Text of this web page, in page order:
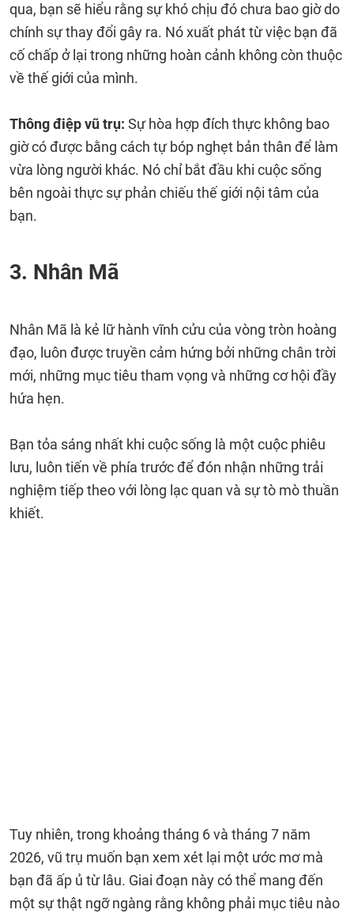
qua, bạn sẽ hiểu rằng sự khó chịu đó chưa bao giờ do
chính sự thay đổi gây ra. Nó xuất phát từ việc bạn đã
cố chấp ở lại trong những hoàn cảnh không còn thuộc
về thế giới của mình.
Thông điệp vũ trụ: Sự hòa hợp đích thực không bao
giờ có được bằng cách tự bóp nghẹt bản thân để làm
vừa lòng người khác. Nó chỉ bắt đầu khi cuộc sống
bên ngoài thực sự phản chiếu thế giới nội tâm của
bạn.
3. Nhân Mã
Nhân Mã là kẻ lữ hành vĩnh cửu của vòng tròn hoàng
đạo, luôn được truyền cảm hứng bởi những chân trời
mới, những mục tiêu tham vọng và những cơ hội đầy
hứa hẹn.
Bạn tỏa sáng nhất khi cuộc sống là một cuộc phiêu
lưu, luôn tiến về phía trước để đón nhận những trải
nghiệm tiếp theo với lòng lạc quan và sự tò mò thuần
khiết.
Tuy nhiên, trong khoảng tháng 6 và tháng 7 năm
2026, vũ trụ muốn bạn xem xét lại một ước mơ mà
bạn đã ấp ủ từ lâu. Giai đoạn này có thể mang đến
một sự thật ngỡ ngàng rằng không phải mục tiêu nào